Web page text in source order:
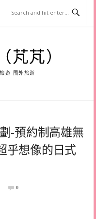
芃芃）
遊 國外旅遊
-預約制高雄無
乎想像的日式
0